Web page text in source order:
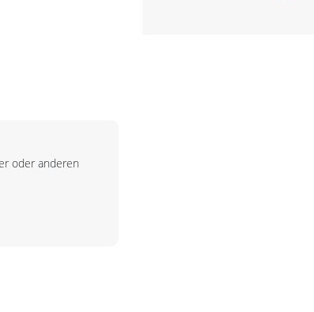
oder anderen